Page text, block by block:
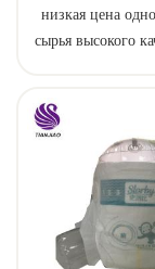
низкая цена
сырья высокого